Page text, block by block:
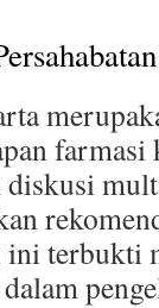
terbukti